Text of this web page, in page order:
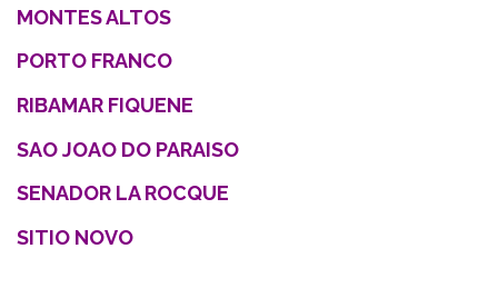
MONTES ALTOS
PORTO FRANCO
RIBAMAR FIQUENE
SAO JOAO DO PARAISO
SENADOR LA ROCQUE
SITIO NOVO